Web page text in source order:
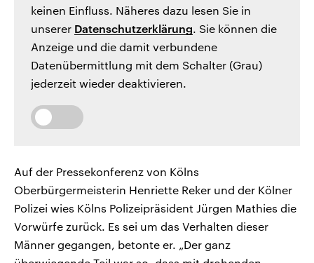
keinen Einfluss. Näheres dazu lesen Sie in
unserer Datenschutzerklärung. Sie können die
Anzeige und die damit verbundene
Datenübermittlung mit dem Schalter (Grau)
jederzeit wieder deaktivieren.
Auf der Pressekonferenz von Kölns
Oberbürgermeisterin Henriette Reker und der Kölner
Polizei wies Kölns Polizeipräsident Jürgen Mathies die
Vorwürfe zurück. Es sei um das Verhalten dieser
Männer gegangen, betonte er. „Der ganz